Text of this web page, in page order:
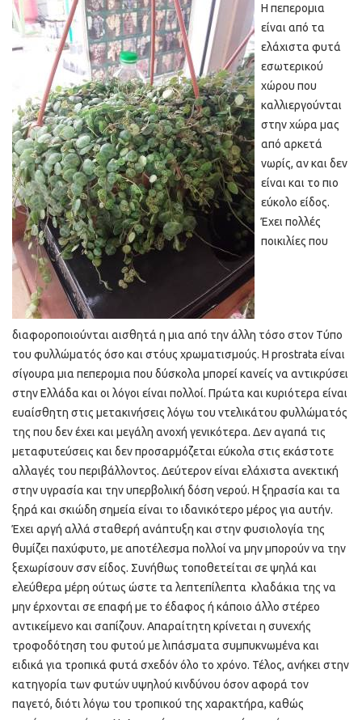
Η πεπερομια
είναι από τα
ελάχιστα φυτά
εσωτερικού
χώρου που
καλλιεργούνται
στην χώρα μας
από αρκετά
νωρίς, αν και δεν
είναι και το πιο
εύκολο είδος.
Έχει πολλές
ποικιλίες που
διαφοροποιούνται αισθητά η μια από την άλλη τόσο στον Τύπο
του φυλλώματός όσο και στόυς χρωματισμούς. Η prostrata είναι
σίγουρα μια πεπερομια που δύσκολα μπορεί κανείς να αντικρύσει
στην Ελλάδα και οι λόγοι είναι πολλοί. Πρώτα και κυριότερα είναι
ευαίσθητη στις μετακινήσεις λόγω του ντελικάτου φυλλώματός
της που δεν έχει και μεγάλη ανοχή γενικότερα. Δεν αγαπά τις
μεταφυτεύσεις και δεν προσαρμόζεται εύκολα στις εκάστοτε
αλλαγές του περιβάλλοντος. Δεύτερον είναι ελάχιστα ανεκτική
στην υγρασία και την υπερβολική δόση νερού. Η ξηρασία και τα
ξηρά και σκιώδη σημεία είναι το ιδανικότερο μέρος για αυτήν.
Έχει αργή αλλά σταθερή ανάπτυξη και στην φυσιολογία της
θυμίζει παχύφυτο, με αποτέλεσμα πολλοί να μην μπορούν να την
ξεχωρίσουν σσν είδος. Συνήθως τοποθετείται σε ψηλά και
ελεύθερα μέρη ούτως ώστε τα λεπτεπίλεπτα κλαδάκια της να
μην έρχονται σε επαφή με το έδαφος ή κάποιο άλλο στέρεο
αντικείμενο και σαπίζουν. Απαραίτητη κρίνεται η συνεχής
τροφοδότηση του φυτού με λιπάσματα συμπυκνωμένα και
ειδικά για τροπικά φυτά σχεδόν όλο το χρόνο. Τέλος, ανήκει στην
κατηγορία των φυτών υψηλού κινδύνου όσον αφορά τον
παγετό, διότι λόγω του τροπικού της χαρακτήρα, καθώς